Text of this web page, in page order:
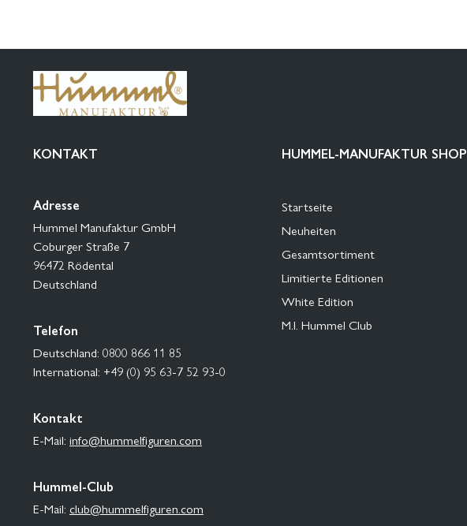
KONTAKT
Adresse
Hummel Manufaktur GmbH
Coburger Straße 7
96472 Rödental
Deutschland
Telefon
Deutschland: 0800 866 11 85
International: +49 (0) 95 63-7 52 93-0
Kontakt
E-Mail: info@hummelfiguren.com
Hummel-Club
E-Mail: club@hummelfiguren.com
HUMMEL-MANUFAKTUR SHOP
Startseite
Neuheiten
Gesamtsortiment
Limitierte Editionen
White Edition
M.I. Hummel Club